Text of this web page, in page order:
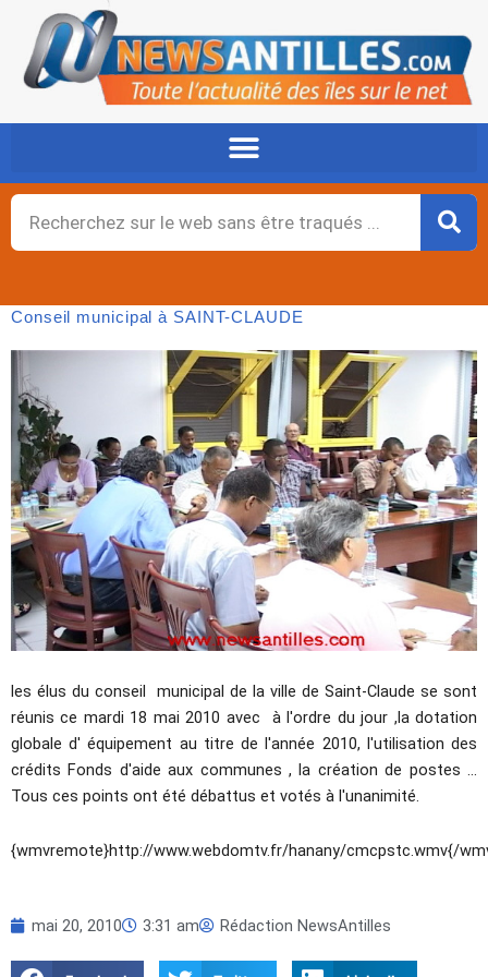
contenu
Rechercher
Conseil municipal à SAINT-CLAUDE
les élus du conseil municipal de la ville de Saint-Claude se sont
réunis ce mardi 18 mai 2010 avec à l'ordre du jour ,la dotation
globale d' équipement au titre de l'année 2010, l'utilisation des
crédits Fonds d'aide aux communes , la création de postes …
Tous ces points ont été débattus et votés à l'unanimité.
{wmvremote}http://www.webdomtv.fr/hanany/cmcpstc.wmv{/
mai 20, 2010 3:31 am Rédaction NewsAntilles